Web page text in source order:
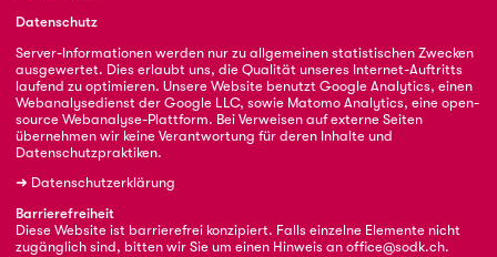
Datenschutz
Server-Informationen werden nur zu allgemeinen statistischen Zwecken
ausgewertet. Dies erlaubt uns, die Qualität unseres Internet-Auftritts
laufend zu optimieren. Unsere Website benutzt Google Analytics, einen
Webanalysedienst der Google LLC, sowie Matomo Analytics, eine open-
source Webanalyse-Plattform. Bei Verweisen auf externe Seiten
übernehmen wir keine Verantwortung für deren Inhalte und
Datenschutzpraktiken.
➜ Datenschutzerklärung
Barrierefreiheit
Diese Website ist barrierefrei konzipiert. Falls einzelne Elemente nicht
zugänglich sind, bitten wir Sie um einen Hinweis an office@sodk.ch.